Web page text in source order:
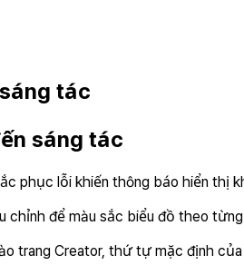
tác
sáng tác
phục lỗi khiến thông báo hiển
chỉnh để màu sắc biểu đồ theo
trang Creator, thứ tự mặc định